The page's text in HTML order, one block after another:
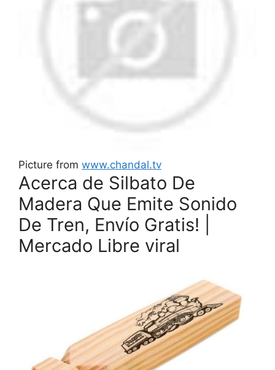
Picture from www.chandal.tv
Acerca de Silbato De
Madera Que Emite Sonido
De Tren, Envío Gratis! |
Mercado Libre viral